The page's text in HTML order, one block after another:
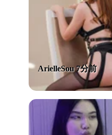
ArielleSou 7分前